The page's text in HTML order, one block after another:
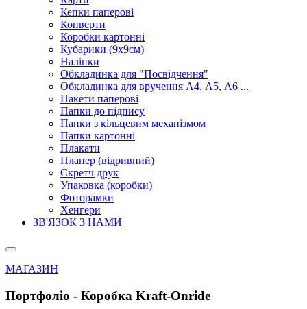
Кепки паперові
Конверти
Коробки картонні
Кубарики (9х9см)
Наліпки
Обкладинка для "Посвідчення"
Обкладинка для вручення А4, А5, А6 ...
Пакети паперові
Папки до підпису
Папки з кільцевим механізмом
Папки картонні
Плакати
Планер (відривний)
Скретч друк
Упаковка (коробки)
Фоторамки
Хенгери
ЗВ'ЯЗОК З НАМИ
МАГАЗИН
Портфоліо - Коробка Kraft-Onride